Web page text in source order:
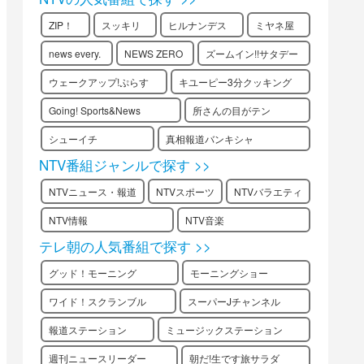
ZIP！ スッキリ ヒルナンデス ミヤネ屋
news every. NEWS ZERO ズームイン!!サタデー
ウェークアップ!ぷらす キユーピー3分クッキング
Going! Sports&News 所さんの目がテン
シューイチ 真相報道バンキシャ
NTV番組ジャンルで探す >>
NTVニュース・報道 NTVスポーツ NTVバラエティ
NTV情報 NTV音楽
テレ朝の人気番組で探す >>
グッド！モーニング モーニングショー
ワイド！スクランブル スーパーJチャンネル
報道ステーション ミュージックステーション
週刊ニュースリーダー 朝だ!生です旅サラダ